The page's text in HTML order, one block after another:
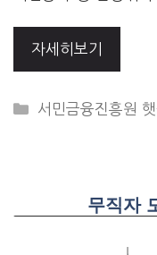
자세히보기
CATEGORIES
서민금융진흥원
무직자